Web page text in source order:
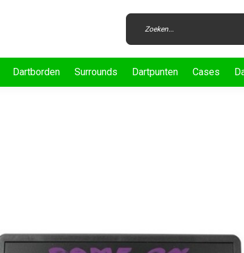
Dartborden Surrounds Dartpunten Cases